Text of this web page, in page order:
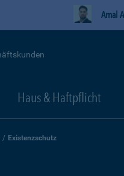
Amal
Haus & Haftpflicht
Existenzschutz